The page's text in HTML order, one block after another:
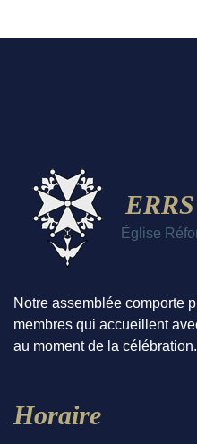
ERRS
Église
Notre assemblée comporte
membres qui accueillent
au moment de la célébration.
Horaire